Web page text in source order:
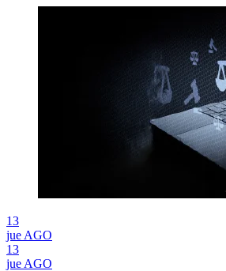
13
jue AGO
13
jue AGO